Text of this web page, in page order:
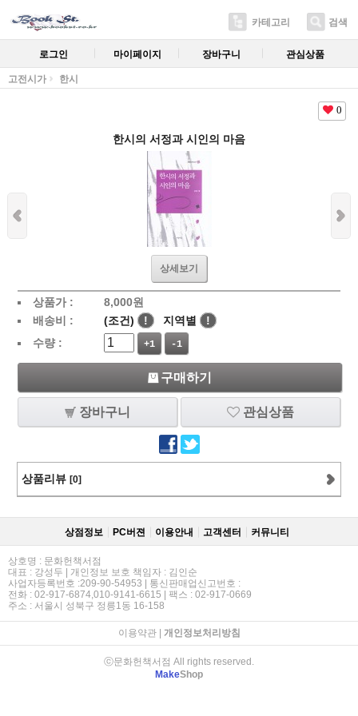
카테고리 검색
로그인 마이페이지 장바구니 관심상품
고전시가 한시
0
한시의 서정과 시인의 마음
상세보기
상품가 : 8,000원
배송비 :
(조건) ! 지역별
!
수량 :
+1 -1
구매하기
장바구니 관심상품
상품리뷰 [0]
상점정보 PC버젼 이용안내 고객센터 커뮤니티
상호명 : 문화헌책서점
대표 : 강성두 | 개인정보 보호 책임자 : 김인순
사업자등록번호 :209-90-54953 | 통신판매업신고번호 :
전화 : 02-917-6874,010-9141-6615 | 팩스 : 02-917-0669
주소 : 서울시 성북구 정릉1동 16-158
이용약관| 개인정보처리방침
ⓒ문화헌책서점 All rights reserved.
MakeShop